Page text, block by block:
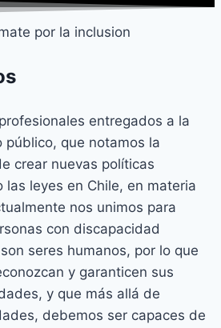
entregados a la
público, que notamos la
crear nuevas políticas
las leyes en Chile, en materia
nos unimos para
con discapacidad
seres humanos, por lo que
y garanticen sus
y que más allá de
debemos ser capaces de